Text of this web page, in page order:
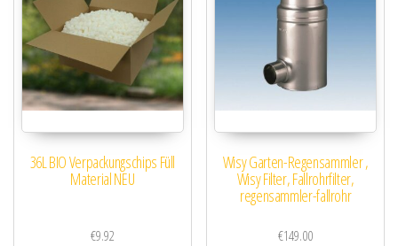
36L BIO Verpackungschips Füll
Material NEU
€9.92
Wisy Garten-Regensammler ,
Wisy Filter, Fallrohrfilter,
regensammler-fallrohr
€149.00